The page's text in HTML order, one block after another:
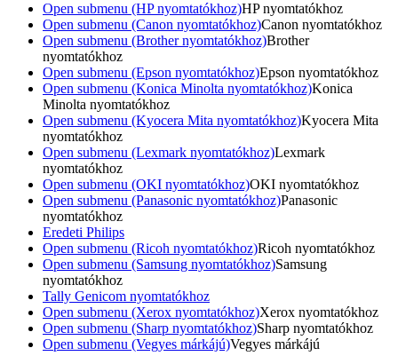
Open submenu (HP nyomtatókhoz)HP nyomtatókhoz
Open submenu (Canon nyomtatókhoz)Canon nyomtatókhoz
Open submenu (Brother nyomtatókhoz)Brother
nyomtatókhoz
Open submenu (Epson nyomtatókhoz)Epson nyomtatókhoz
Open submenu (Konica Minolta nyomtatókhoz)Konica
Minolta nyomtatókhoz
Open submenu (Kyocera Mita nyomtatókhoz)Kyocera Mita
nyomtatókhoz
Open submenu (Lexmark nyomtatókhoz)Lexmark
nyomtatókhoz
Open submenu (OKI nyomtatókhoz)OKI nyomtatókhoz
Open submenu (Panasonic nyomtatókhoz)Panasonic
nyomtatókhoz
Eredeti Philips
Open submenu (Ricoh nyomtatókhoz)Ricoh nyomtatókhoz
Open submenu (Samsung nyomtatókhoz)Samsung
nyomtatókhoz
Tally Genicom nyomtatókhoz
Open submenu (Xerox nyomtatókhoz)Xerox nyomtatókhoz
Open submenu (Sharp nyomtatókhoz)Sharp nyomtatókhoz
Open submenu (Vegyes márkájú)Vegyes márkájú